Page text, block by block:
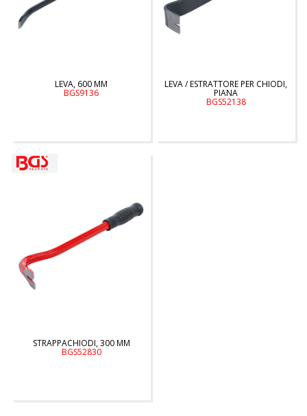
LEVA, 600 MM
BGS9136
LEVA / ESTRATTORE PER CHIODI,
PIANA
BGS52138
STRAPPACHIODI, 300 MM
BGS52830